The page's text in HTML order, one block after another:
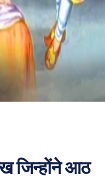
जिन्होंने आठ